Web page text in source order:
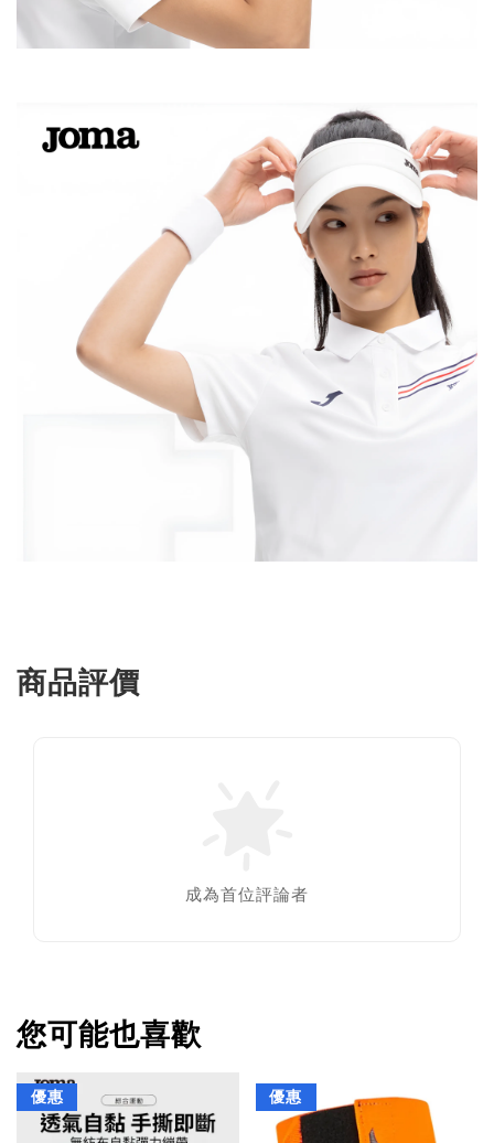
商品評價
成為首位評論者
您可能也喜歡
優惠 優惠